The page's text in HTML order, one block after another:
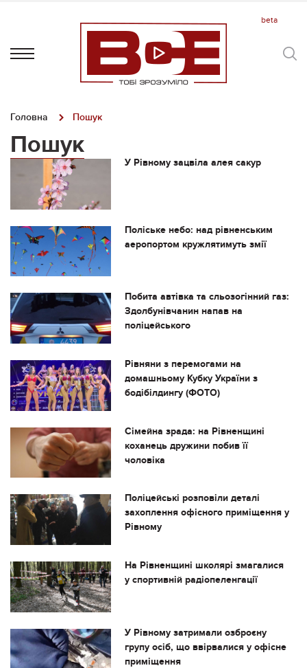
Головна Пошук
Пошук
У Рівному зацвіла алея сакур
Поліське небо: над рівненським
аеропортом кружлятимуть змії
Побита автівка та сльозогінний газ:
Здолбунівчанин напав на
поліцейського
Рівняни з перемогами на
домашньому Кубку України з
бодібілдингу (ФОТО)
Сімейна зрада: на Рівненщині
коханець дружини побив її
чоловіка
Поліцейські розповіли деталі
захоплення офісного приміщення у
Рівному
На Рівненщині школярі змагалися
у спортивній радіопеленгації
У Рівному затримали озброєну
групу осіб, що ввірвалися у офісне
приміщення